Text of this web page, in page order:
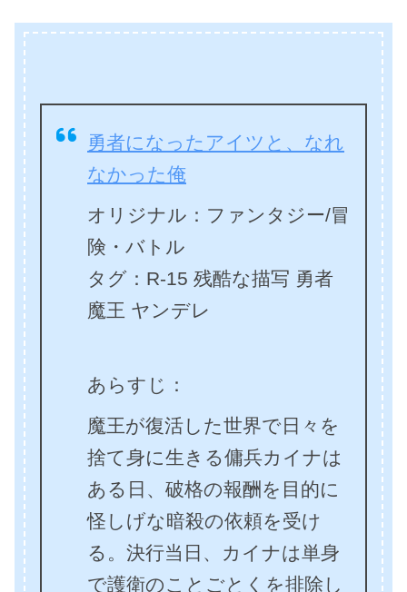
勇者になったアイツと、なれ
なかった俺
オリジナル：ファンタジー/冒
険・バトル
タグ：R-15 残酷な描写 勇者
魔王 ヤンデレ
あらすじ：
魔王が復活した世界で日々を
捨て身に生きる傭兵カイナは
ある日、破格の報酬を目的に
怪しげな暗殺の依頼を受け
る。決行当日、カイナは単身
で護衛のことごとくを排除し